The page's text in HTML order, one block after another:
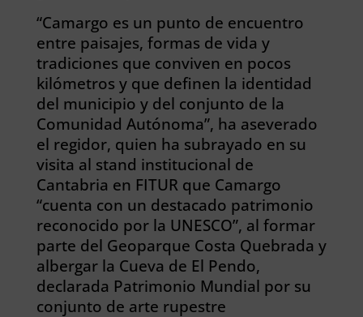
“Camargo es un punto de encuentro
entre paisajes, formas de vida y
tradiciones que conviven en pocos
kilómetros y que definen la identidad
del municipio y del conjunto de la
Comunidad Autónoma”, ha aseverado
el regidor, quien ha subrayado en su
visita al stand institucional de
Cantabria en FITUR que Camargo
“cuenta con un destacado patrimonio
reconocido por la UNESCO”, al formar
parte del Geoparque Costa Quebrada y
albergar la Cueva de El Pendo,
declarada Patrimonio Mundial por su
conjunto de arte rupestre